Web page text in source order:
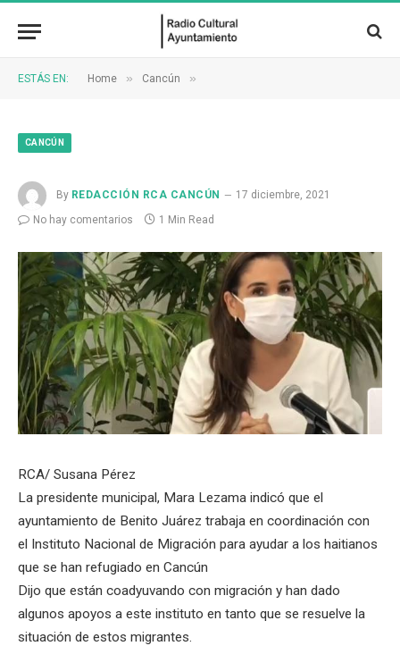
ESTÁS EN: Home » Cancún »
CANCÚN
By REDACCIÓN RCA CANCÚN
17 diciembre, 2021
No hay comentarios
1 Min Read
RCA/ Susana Pérez
La presidente municipal, Mara Lezama indicó que el
ayuntamiento de Benito Juárez trabaja en coordinación con
el Instituto Nacional de Migración para ayudar a los haitianos
que se han refugiado en Cancún
Dijo que están coadyuvando con migración y han dado
algunos apoyos a este instituto en tanto que se resuelve la
situación de estos migrantes.